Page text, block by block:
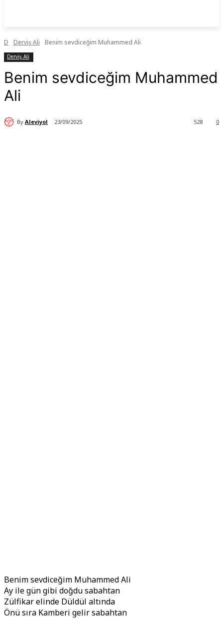
D Derviş Ali Benim sevdiceğim Muhammed Ali
Derviş Ali
Benim sevdiceğim Muhammed
Ali
By Aleviyol 23/09/2025 0
528
Benim sevdiceğim Muhammed Ali
Ay ile gün gibi doğdu sabahtan
Zülfikar elinde Düldül altında
Önü sıra Kamberi gelir sabahtan